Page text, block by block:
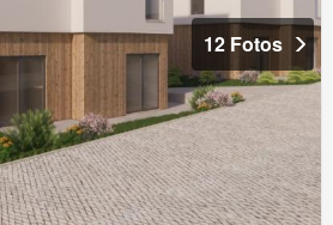
12 Fotos